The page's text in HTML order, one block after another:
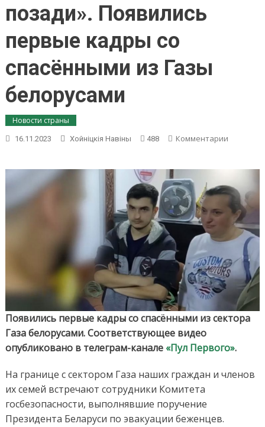
позади». Появились
первые кадры со
спасёнными из Газы
белорусами
Новости страны
16.11.2023 Хойнiцкiя Навiны 488 Комментарииon
позади».
первые
кадры
Газы
Появились первые кадры со спасёнными из сектора
Газа белорусами. Соответствующее видео
опубликовано в телеграм-канале «Пул Первого».
На границе с сектором Газа наших граждан и членов
их семей встречают сотрудники Комитета
госбезопасности, выполнявшие поручение
Президента Беларуси по эвакуации беженцев.